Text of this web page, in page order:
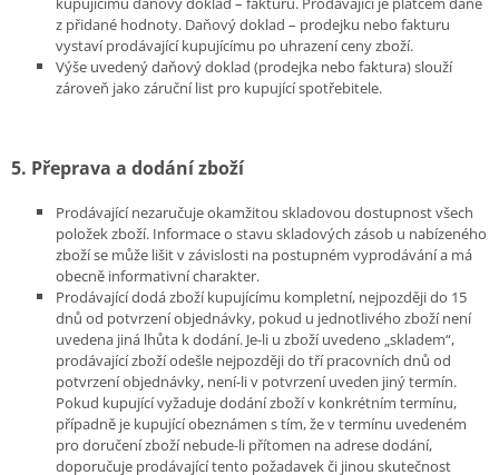
z přidané hodnoty. Daňový doklad – prodejku nebo fakturu
vystaví prodávající kupujícímu po uhrazení ceny zboží.
Výše uvedený daňový doklad (prodejka nebo faktura) slouží
zároveň jako záruční list pro kupující spotřebitele.
5. Přeprava a dodání zboží
Prodávající nezaručuje okamžitou skladovou dostupnost všech
položek zboží. Informace o stavu skladových zásob u nabízeného
zboží se může lišit v závislosti na postupném vyprodávání a má
obecně informativní charakter.
Prodávající dodá zboží kupujícímu kompletní, nejpozději do 15
dnů od potvrzení objednávky, pokud u jednotlivého zboží není
uvedena jiná lhůta k dodání. Je-li u zboží uvedeno „skladem“,
prodávající zboží odešle nejpozději do tří pracovních dnů od
potvrzení objednávky, není-li v potvrzení uveden jiný termín.
Pokud kupující vyžaduje dodání zboží v konkrétním termínu,
případně je kupující obeznámen s tím, že v termínu uvedeném
pro doručení zboží nebude-li přítomen na adrese dodání,
doporučuje prodávající tento požadavek či jinou skutečnost